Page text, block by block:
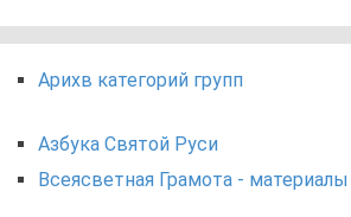
Арихв категорий групп
Азбука Святой Руси
Всеясветная Грамота - материалы